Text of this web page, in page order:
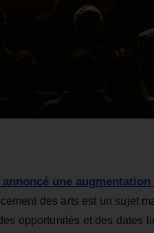
annoncé une
des arts est un sujet
opportunités et des dates